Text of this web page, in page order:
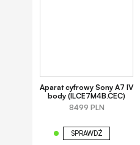
Aparat cyfrowy Sony A7 IV
body (ILCE7M4B.CEC)
8499 PLN
SPRAWDŹ